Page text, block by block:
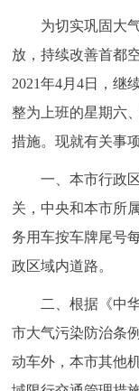
中介服务
政民互动
12345网上接诉即
参与调查
走进北京
北京概况
为切实巩固大气
放，持续改善首都
2021年4月4日，继
整为上班的星期六
措施。现就有关事
一、本市行政区
关，中央和本市所
务用车按车牌尾号
政区域内道路。
二、根据《中华
市大气污染防治条
动车外，本市其他